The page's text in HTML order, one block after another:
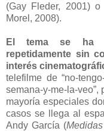
(Gay Fleder, 2001)
Morel, 2008).
El tema se ha
repetidamente sin
interés
telefilme de “no-
semana-y-me-la-
mayoría especiales
casos se llega al
Andy García (